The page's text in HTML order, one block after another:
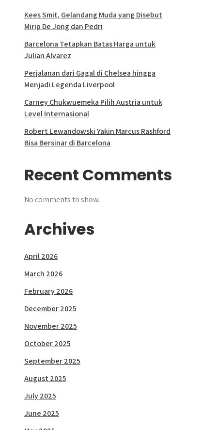
Kees Smit, Gelandang Muda yang Disebut
Mirip De Jong dan Pedri
Barcelona Tetapkan Batas Harga untuk
Julian Alvarez
Perjalanan dari Gagal di Chelsea hingga
Menjadi Legenda Liverpool
Carney Chukwuemeka Pilih Austria untuk
Level Internasional
Robert Lewandowski Yakin Marcus Rashford
Bisa Bersinar di Barcelona
Recent Comments
No comments to show.
Archives
April 2026
March 2026
February 2026
December 2025
November 2025
October 2025
September 2025
August 2025
July 2025
June 2025